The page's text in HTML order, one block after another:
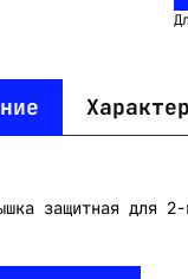
защитная для